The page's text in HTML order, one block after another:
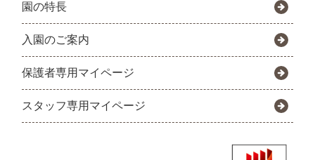
園の特長
入園のご案内
保護者専用マイページ
スタッフ専用マイページ